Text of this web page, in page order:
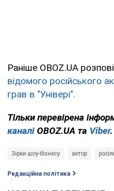
Раніше OBOZ.UA
відомого російського
грав в "Універі".
Тільки перевірена
каналі OBOZ.UA та Viber
Зірки шоу-бізнесу актор
Редакційна політика